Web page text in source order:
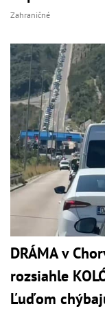
Zahraničné
DRÁMA v
rozsiahle
Ľuďom